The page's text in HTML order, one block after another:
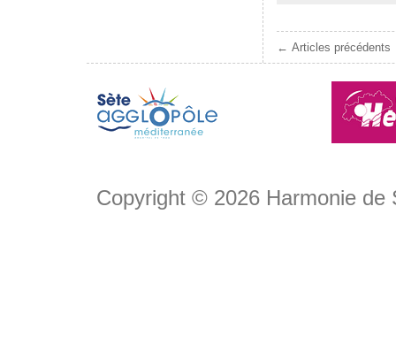
← Articles précédents
Copyright © 2026 Harmonie de